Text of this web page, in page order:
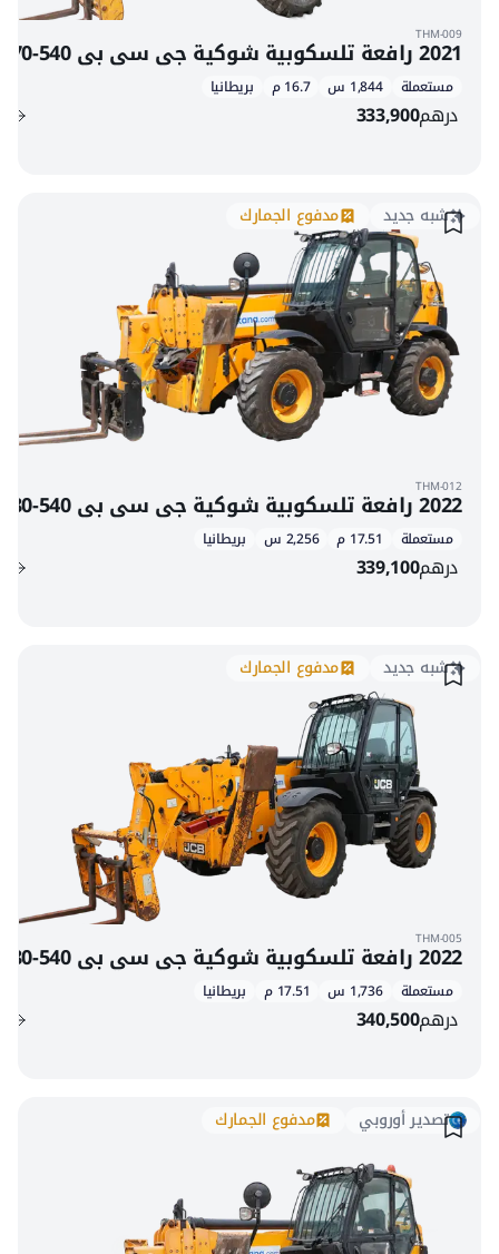
THM-009
2021 رافعة تلسكوبية شوكية جي سي بي 540-170
مستعملة 1,844 س 16.7 م بريطانيا
درهم333,900
شبه جديد مدفوع الجمارك
THM-012
2022 رافعة تلسكوبية شوكية جي سي بي 540-180
مستعملة 17.51 م 2,256 س بريطانيا
درهم339,100
شبه جديد مدفوع الجمارك
THM-005
2022 رافعة تلسكوبية شوكية جي سي بي 540-180
مستعملة 1,736 س 17.51 م بريطانيا
درهم340,500
تصدير أوروبي مدفوع الجمارك